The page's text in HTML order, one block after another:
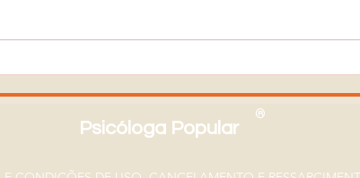
Desvantagens e Quando
Procurar um Psicólogo
Psicóloga Popular
®